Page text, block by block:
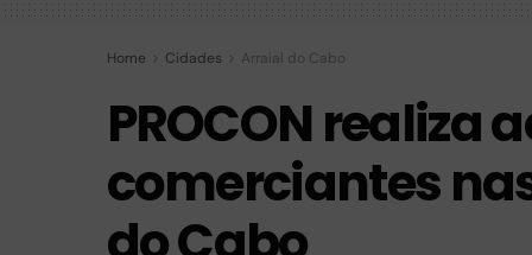
Home Cidades Arraial do Cabo
PROCON realiza
comerciantes